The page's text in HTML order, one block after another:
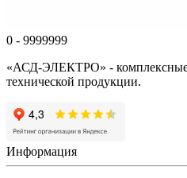
0 - 9999999
«АСД-ЭЛЕКТРО» - комплексные
технической продукции.
Информация